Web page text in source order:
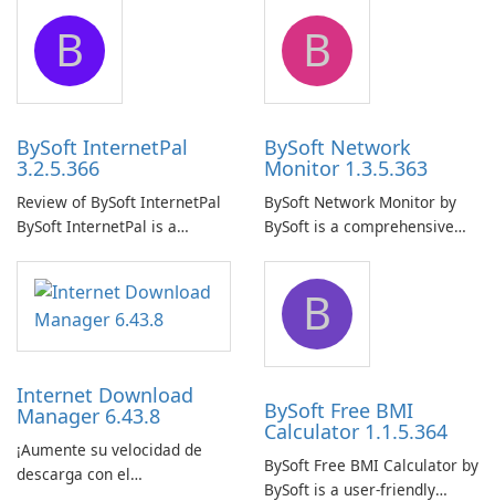
application designed to
ensure the continuous and
uninterrupted operation of
your computer system.
application that allows users
to easily browse and manage
shared folders on their
network.
B
BySoft InternetPal
3.2.5.366
Review of BySoft InternetPal
BySoft InternetPal is a
application designed to
monitor your internet
connection and provide real-
time insights into its
B
BySoft Network
Monitor 1.3.5.363
BySoft Network Monitor by
BySoft is a comprehensive
designed to help businesses
effectively manage their
network infrastructure.
Internet Download
Manager 6.43.8
¡Aumente su velocidad de
descarga con el
B
BySoft Free BMI
Calculator 1.1.5.364
BySoft Free BMI Calculator by
BySoft is a user-friendly